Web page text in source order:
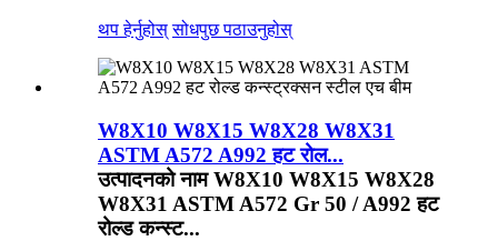
थप हेर्नुहोस् सोधपुछ पठाउनुहोस्
W8X10 W8X15 W8X28 W8X31
ASTM A572 A992 हट रोल...
उत्पादनको नाम W8X10 W8X15 W8X28
W8X31 ASTM A572 Gr 50 / A992 हट
रोल्ड कन्स्ट...